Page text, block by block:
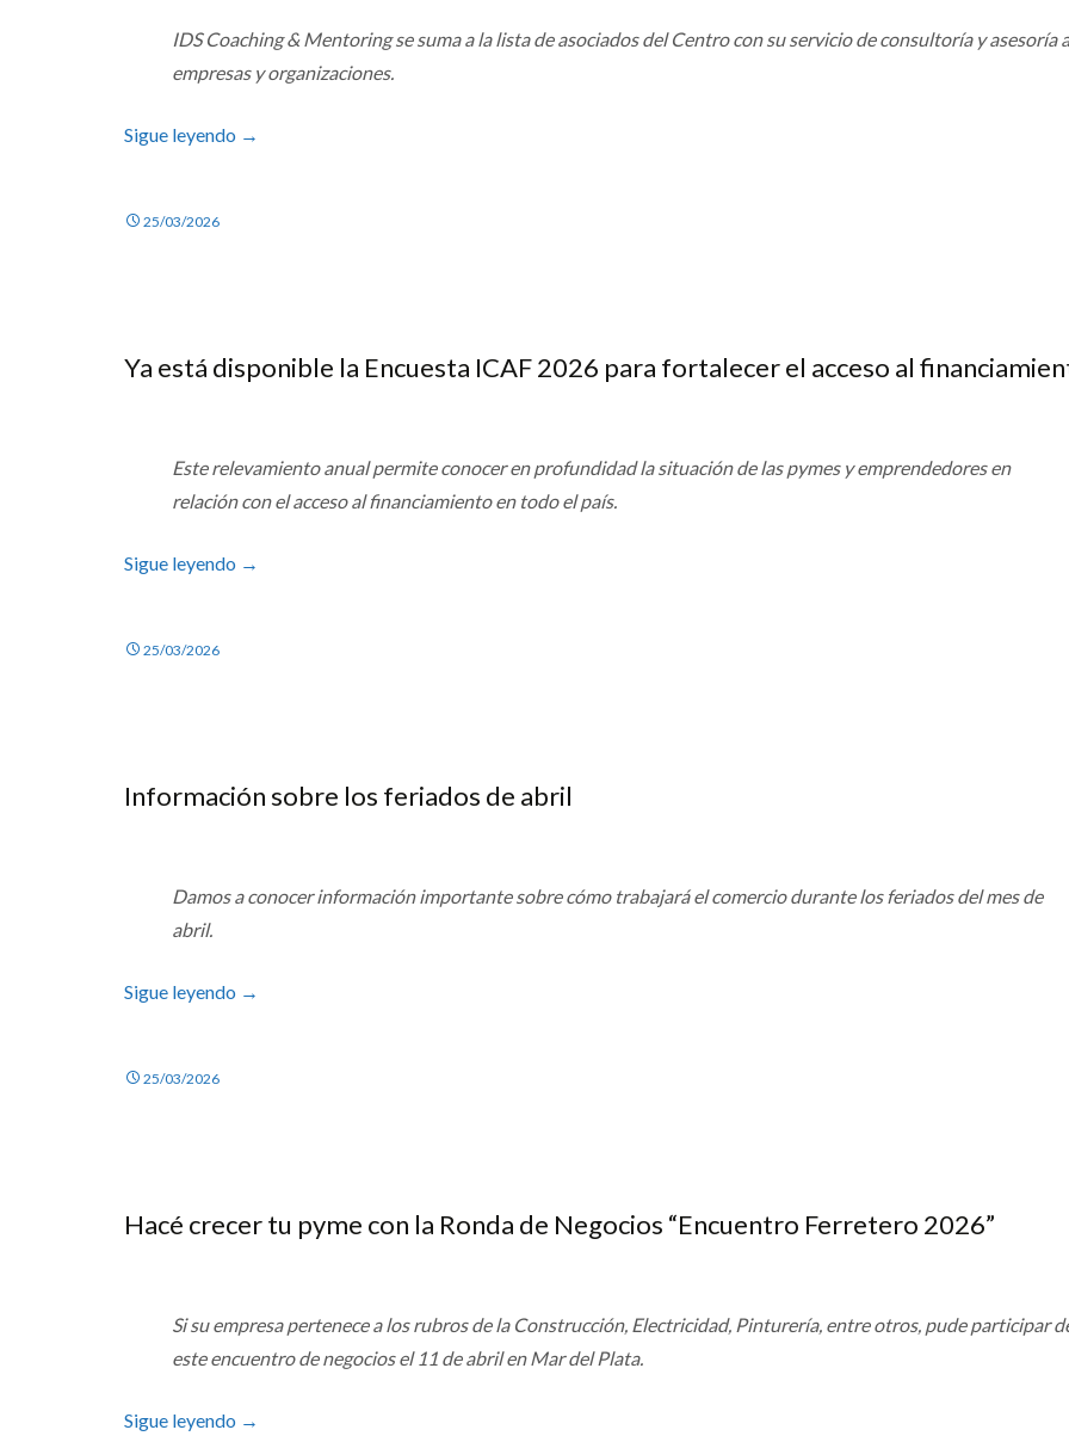
IDS Coaching & Mentoring se suma a la lista de asociados del Centro con su servicio de consultoría y asesoría a
empresas y organizaciones.
Sigue leyendo →
25/03/2026
Ya está disponible la Encuesta ICAF 2026 para fortalecer el acceso al
Este relevamiento anual permite conocer en profundidad la situación de las pymes y emprendedores en
relación con el acceso al financiamiento en todo el país.
Sigue leyendo →
25/03/2026
Información sobre los feriados de abril
Damos a conocer información importante sobre cómo trabajará el comercio durante los feriados del mes de
abril.
Sigue leyendo →
25/03/2026
Hacé crecer tu pyme con la Ronda de Negocios “Encuentro Ferretero 2026”
Si su empresa pertenece a los rubros de la Construcción, Electricidad, Pinturería, entre otros, pude participar
este encuentro de negocios el 11 de abrilenMar del Plata.
Sigue leyendo →